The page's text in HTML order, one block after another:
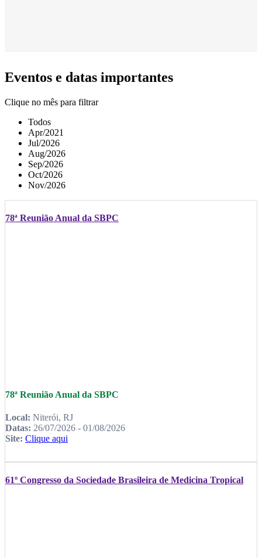
Eventos e datas importantes
Clique no mês para filtrar
Todos
Apr/2021
Jul/2026
Aug/2026
Sep/2026
Oct/2026
Nov/2026
78ª Reunião Anual da SBPC
78ª Reunião Anual da SBPC
Local: Niterói, RJ
Datas: 26/07/2026 - 01/08/2026
Site: Clique aqui
61º Congresso da Sociedade Brasileira de Medicina Tropical